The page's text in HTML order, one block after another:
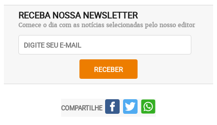
RECEBA NOSSA NEWSLETTER
Comece o dia com as notícias selecionadas pelo nosso editor
RECEBER
COMPARTILHE